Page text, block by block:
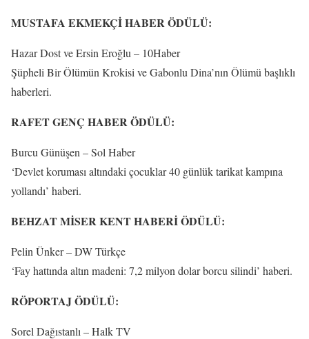
MUSTAFA EKMEKÇİ HABER ÖDÜLÜ:
Hazar Dost ve Ersin Eroğlu – 10Haber
Şüpheli Bir Ölümün Krokisi ve Gabonlu Dina’nın Ölümü başlıklı
haberleri.
RAFET GENÇ HABER ÖDÜLÜ:
Burcu Günüşen – Sol Haber
‘Devlet koruması altındaki çocuklar 40 günlük tarikat kampına
yollandı’ haberi.
BEHZAT MİSER KENT HABERİ ÖDÜLÜ:
Pelin Ünker – DW Türkçe
‘Fay hattında altın madeni: 7,2 milyon dolar borcu silindi’ haberi.
RÖPORTAJ ÖDÜLÜ:
Sorel Dağıstanlı – Halk TV